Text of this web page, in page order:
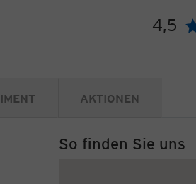
4,5
AKTIONEN
So finden Sie uns